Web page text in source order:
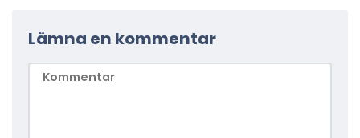
Lämna en kommentar